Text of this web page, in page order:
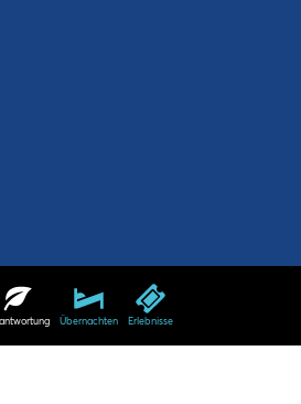
Übernachten Erlebnisse